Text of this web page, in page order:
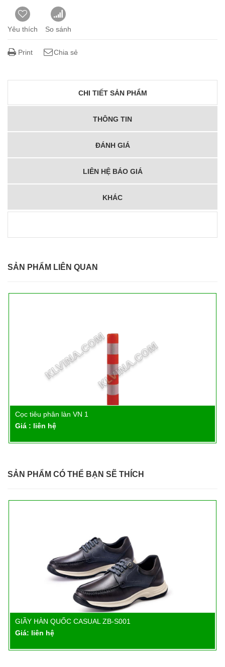
Yêu thích So sánh
Print Chia sẻ
CHI TIẾT SẢN PHẨM
THÔNG TIN
ĐÁNH GIÁ
LIÊN HỆ BÁO GIÁ
KHÁC
SẢN PHẨM LIÊN QUAN
Cọc tiêu phân làn VN 1
Giá : liên hệ
SẢN PHẨM CÓ THỂ BẠN SẼ THÍCH
Chi tiết
GIẦY HÀN QUỐC CASUAL ZB-S001
Giá: liên hệ